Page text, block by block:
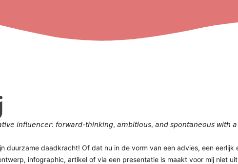
𝘪𝘯𝘧𝘭𝘶𝘦𝘯𝘤𝘦𝘳: 𝘧𝘰𝘳𝘸𝘢𝘳𝘥-𝘵𝘩𝘪𝘯𝘬𝘪𝘯𝘨, 𝘢𝘮𝘣𝘪𝘵𝘪𝘰𝘶𝘴, 𝘢𝘯𝘥 𝘴𝘱𝘰𝘯𝘵𝘢𝘯𝘦𝘰𝘶𝘴 𝘸𝘪𝘵𝘩 𝘢
duurzame daadkracht! Of dat nu in de vorm van een advies, een eerlijk
infographic, artikel of via een presentatie is maakt voor mij niet